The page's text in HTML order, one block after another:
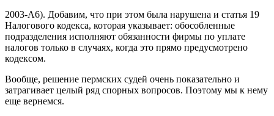
2003-А6). Добавим, что при этом была нарушена и статья 19
Налогового кодекса, которая указывает: обособленные
подразделения исполняют обязанности фирмы по уплате
налогов только в случаях, когда это прямо предусмотрено
кодексом.
Вообще, решение пермских судей очень показательно и
затрагивает целый ряд спорных вопросов. Поэтому мы к нему
еще вернемся.